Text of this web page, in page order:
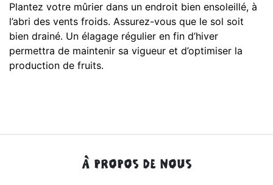
Plantez votre mûrier dans un endroit bien ensoleillé, à
l’abri des vents froids. Assurez-vous que le sol soit
bien drainé. Un élagage régulier en fin d’hiver
permettra de maintenir sa vigueur et d’optimiser la
production de fruits.
À PROPOS DE NOUS